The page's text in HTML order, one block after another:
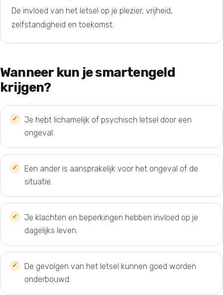
De invloed van het letsel op je plezier, vrijheid,
zelfstandigheid en toekomst.
Wanneer kun je smartengeld
krijgen?
Je hebt lichamelijk of psychisch letsel door een
ongeval.
Een ander is aansprakelijk voor het ongeval of de
situatie.
Je klachten en beperkingen hebben invloed op je
dagelijks leven.
De gevolgen van het letsel kunnen goed worden
onderbouwd.